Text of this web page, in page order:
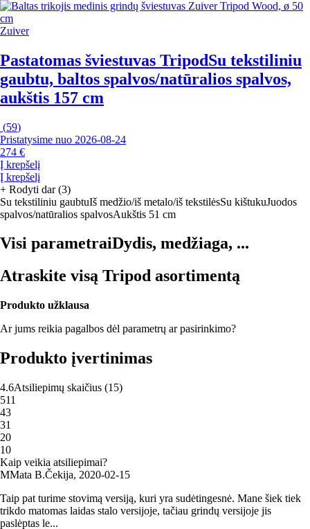
Zuiver
Pastatomas šviestuvas TripodSu tekstiliniu
gaubtu, baltos spalvos/natūralios spalvos,
aukštis 157 cm
(59)
Pristatysime nuo 2026‑08‑24
274 €
Į krepšelį
Į krepšelį
+ Rodyti dar (3)
Su tekstiliniu gaubtuIš medžio/iš metalo/iš tekstilėsSu kištukuJuodos
spalvos/natūralios spalvosAukštis 51 cm
Visi parametraiDydis, medžiaga, ...
Atraskite visą Tripod asortimentą
Produkto užklausa
Ar jums reikia pagalbos dėl parametrų ar pasirinkimo?
Produkto įvertinimas
4.6Atsiliepimų skaičius (15)
511
43
31
20
10
Kaip veikia atsiliepimai?
MMata B.Čekija, 2020‑02‑15
Taip pat turime stovimą versiją, kuri yra sudėtingesnė. Mane šiek tiek
trikdo matomas laidas stalo versijoje, tačiau grindų versijoje jis
paslėptas le...